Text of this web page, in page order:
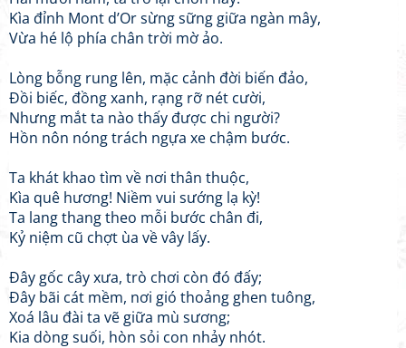
Kìa đỉnh Mont d’Or sừng sững giữa ngàn mây,
Vừa hé lộ phía chân trời mờ ảo.
​Lòng bỗng rung lên, mặc cảnh đời biến đảo,
Đồi biếc, đồng xanh, rạng rỡ nét cười,
Nhưng mắt ta nào thấy được chi người?
Hồn nôn nóng trách ngựa xe chậm bước.
​Ta khát khao tìm về nơi thân thuộc,
Kìa quê hương! Niềm vui sướng lạ kỳ!
Ta lang thang theo mỗi bước chân đi,
Kỷ niệm cũ chợt ùa về vây lấy.
​Đây gốc cây xưa, trò chơi còn đó đấy;
Đây bãi cát mềm, nơi gió thoảng ghen tuông,
Xoá lâu đài ta vẽ giữa mù sương;
Kia dòng suối, hòn sỏi con nhảy nhót.